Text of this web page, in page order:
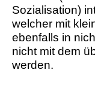
Sozialisation)
welcher mit
ebenfalls in
nicht mit dem
werden.